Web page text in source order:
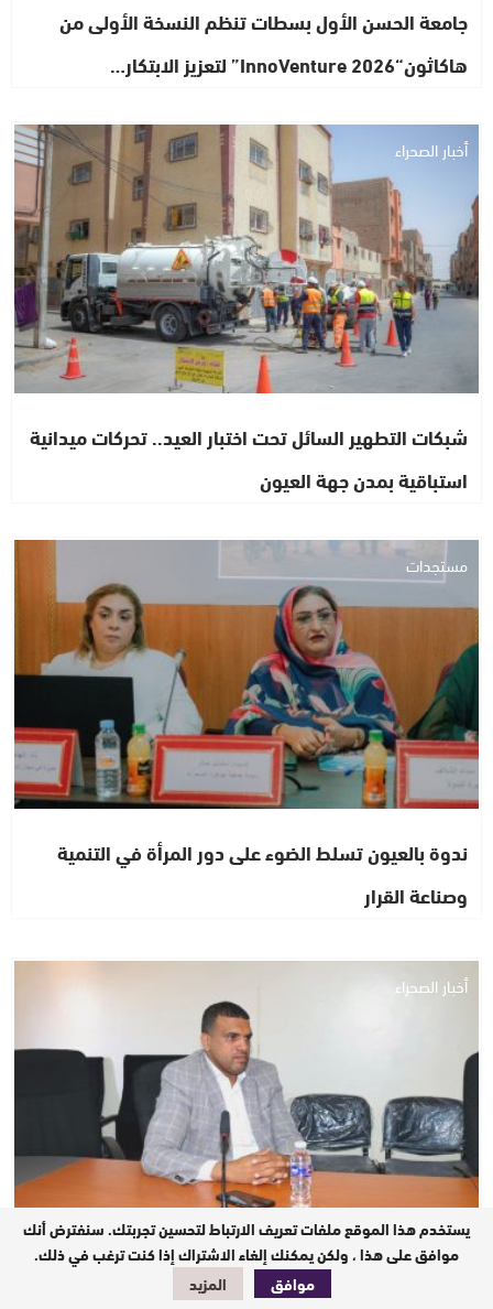
جامعة الحسن الأول بسطات تنظم النسخة الأولى من
هاكاثون“InnoVenture 2026” لتعزيز الابتكار…
أخبار الصحراء
شبكات التطهير السائل تحت اختبار العيد.. تحركات ميدانية
استباقية بمدن جهة العيون
مستجدات
ندوة بالعيون تسلط الضوء على دور المرأة في التنمية
وصناعة القرار
أخبار الصحراء
“مولود الكيرع” رئيساً للهيئة الجهوية لإصلاح وسائل النقل
يستخدم هذا الموقع ملفات تعريف الارتباط لتحسين تجربتك. سنفترض أنك
موافق على هذا ، ولكن يمكنك إلغاء الاشتراك إذا كنت ترغب في ذلك.
موافق
المزيد